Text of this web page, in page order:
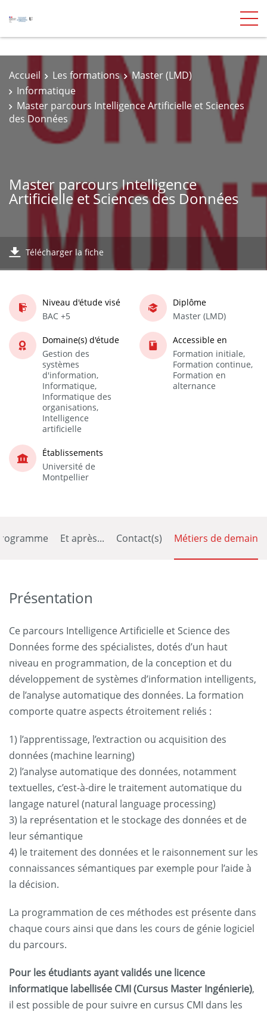
Accueil Les formations
Master (LMD)
Informatique
Master parcours Intelligence Artificielle et Sciences
des Données
Master parcours Intelligence
Artificielle et Sciences des Données
Télécharger la fiche
Niveau d'étude visé
BAC +5
Diplôme
Master (LMD)
Domaine(s) d'étude
Gestion des
systèmes
d'information,
Informatique,
Informatique des
organisations,
Intelligence
artificielle
Accessible en
Formation initiale,
Formation continue,
Formation en
alternance
Établissements
Université de
Montpellier
Et après... Contact(s) Métiers de demain
Présentation
Ce parcours Intelligence Artificielle et Science des
Données forme des spécialistes, dotés d’un haut
niveau en programmation, de la conception et du
développement de systèmes d’information intelligents,
de l’analyse automatique des données. La formation
comporte quatre aspects étroitement reliés :
1) l’apprentissage, l’extraction ou acquisition des
données (machine learning)
2) l’analyse automatique des données, notamment
textuelles, c’est-à-dire le traitement automatique du
langage naturel (natural language processing)
3) la représentation et le stockage des données et de
leur sémantique
4) le traitement des données et le raisonnement sur les
connaissances sémantiques par exemple pour l’aide à
la décision.
La programmation de ces méthodes est présente dans
chaque cours ainsi que dans les cours de génie logiciel
du parcours.
Pour les étudiants ayant validés une licence
informatique labellisée CMI(Cursus Master Ingénierie),
il est possible de pour suivre en cursus CMI dans les